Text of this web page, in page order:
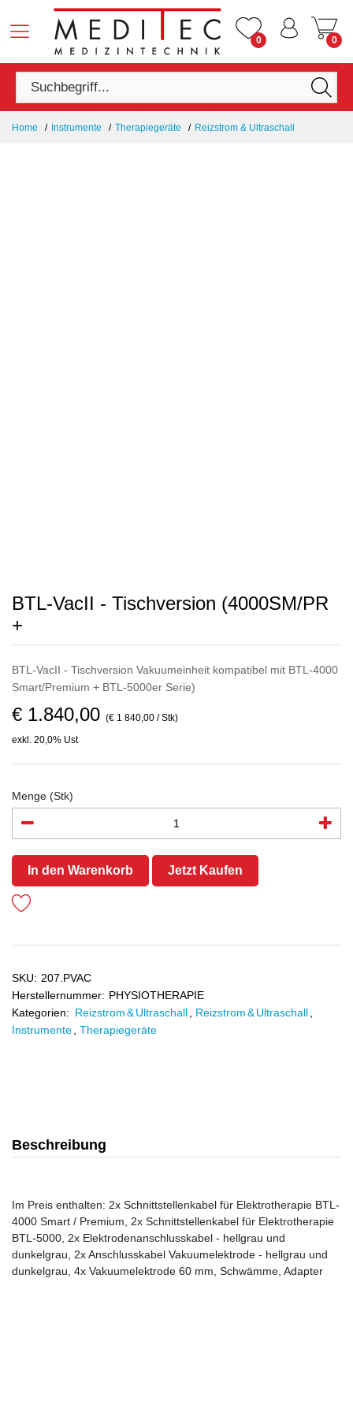
0 0
Home Instrumente Therapiegeräte Reizstrom & Ultraschall
BTL-VacII - Tischversion (4000SM/PR
+
BTL-VacII - Tischversion Vakuumeinheit kompatibel mit BTL-4000
Smart/Premium + BTL-5000er Serie)
€ 1.840,00 (€ 1 840,00 / Stk)
exkl. 20,0% Ust
Menge (Stk)
In den Warenkorb Jetzt Kaufen
SKU: 207.PVAC
Herstellernummer: PHYSIOTHERAPIE
Kategorien: Reizstrom & Ultraschall Reizstrom & Ultraschall
Instrumente
Therapiegeräte
Beschreibung
Im Preis enthalten: 2x Schnittstellenkabel für Elektrotherapie BTL-
4000 Smart / Premium, 2x Schnittstellenkabel für Elektrotherapie
BTL-5000, 2x Elektrodenanschlusskabel - hellgrau und
dunkelgrau, 2x Anschlusskabel Vakuumelektrode - hellgrau und
dunkelgrau, 4x Vakuumelektrode 60 mm, Schwämme, Adapter